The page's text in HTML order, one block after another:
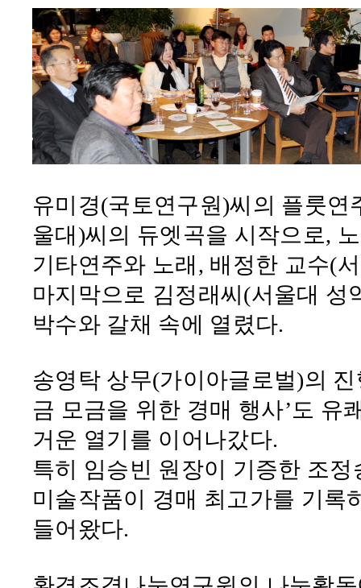
유미경(국토연구원)씨의 플룻연
울대 )씨의 듀엣곡을 시작으로,
기타연주와 노래 , 배정한 교수(
마지막으로 김정래씨 (서울대 성
박수와 갈채 속에 열렸다.
송영탁 상무(가이아글로벌)의
금 모금을 위한 경매 행사’ 도 유
거운 열기를 이어나갔다.
특히 임승빈 원장이 기증한 조정
미술작품이 경매 최고가를 기록
들어왔다.